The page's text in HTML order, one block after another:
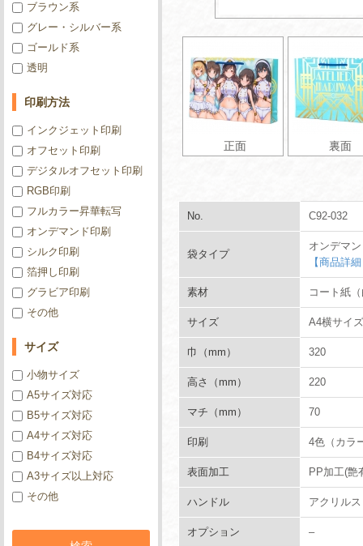
正面 裏面
No. C92-032
袋タイプ
オンデマ
【商品詳
素材 コート紙
サイズ A4横サイズ
巾（mm） 320
高さ（mm） 220
マチ（mm） 70
印刷 4色（カラ
表面加工 PP加工(艶
ハンドル アクリル
オプション –
ブラウン系
グレー・シルバー系
ゴールド系
透明
印刷方法
インクジェット印刷
オフセット印刷
デジタルオフセット印刷
RGB印刷
フルカラー昇華転写
オンデマンド印刷
シルク印刷
箔押し印刷
グラビア印刷
その他
サイズ
小物サイズ
A5サイズ対応
B5サイズ対応
A4サイズ対応
B4サイズ対応
A3サイズ以上対応
その他